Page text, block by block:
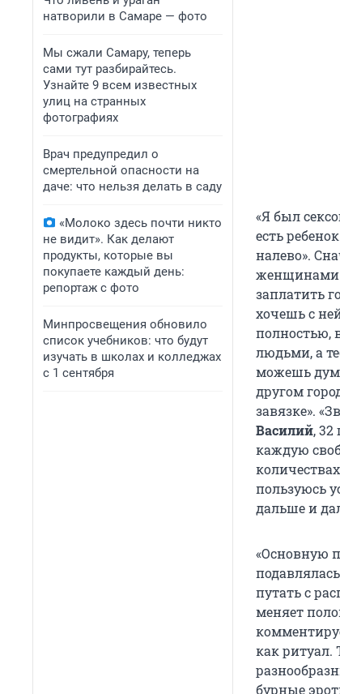
натворили в Самаре — фото
Мы сжали Самару, теперь
сами тут разбирайтесь.
Узнайте 9 всем известных
улиц на странных
фотографиях
Врач предупредил о
смертельной опасности на
даче: что нельзя делать в саду
«Молоко здесь почти никто
не видит». Как делают
продукты, которые вы
покупаете каждый день:
репортаж с фото
Минпросвещения обновило
список учебников: что будут
изучать в школах и колледжах
с 1 сентября
«Я был
есть
налево».
женщинами
заплатить
хочешь с
полностью,
людьми, а
можешь
другом
завязке».
Василий,
каждую
пользуюсь
дальше и
«Основную
путать с
меняет
как ритуал.
бурные